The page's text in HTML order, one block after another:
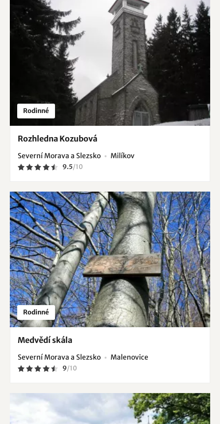
Rodinné
Rozhledna Kozubová
Severní Morava a Slezsko Milíkov
9.5/10
Rodinné
Medvědí skála
Severní Morava a Slezsko Malenovice
9/10